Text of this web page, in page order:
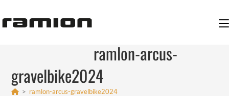
Inhalt
ramlon-arcus-
gravelbike2024
> ramlon-arcus-gravelbike2024